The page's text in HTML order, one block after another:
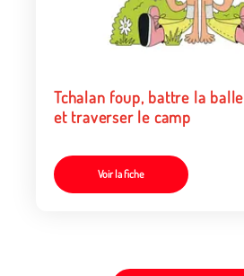
Tchalan foup, battre la balle
et traverser le camp
Voir la fiche